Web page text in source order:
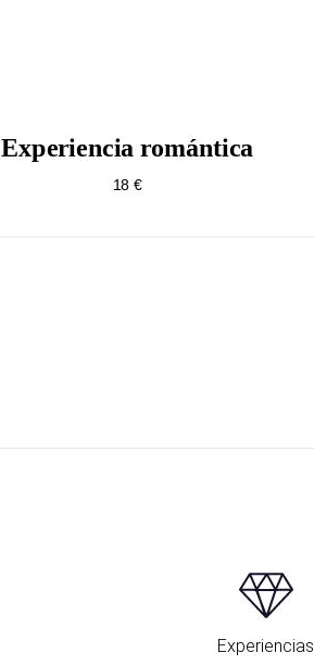
Experiencia romántica
18 €
Experiencias